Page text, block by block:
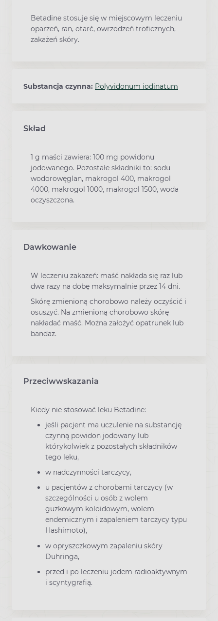
Betadine stosuje się w miejscowym leczeniu
oparzeń, ran, otarć, owrzodzeń troficznych,
zakażeń skóry.
Substancja czynna: Polyvidonum iodinatum
Skład
1 g maści zawiera: 100 mg powidonu
jodowanego. Pozostałe składniki to: sodu
wodorowęglan, makrogol 400, makrogol
4000, makrogol 1000, makrogol 1500, woda
oczyszczona.
Dawkowanie
W leczeniu zakażeń: maść nakłada się raz lub
dwa razy na dobę maksymalnie przez 14 dni.
Skórę zmienioną chorobowo należy oczyścić i
osuszyć. Na zmienioną chorobowo skórę
nakładać maść. Można założyć opatrunek lub
bandaż.
Przeciwwskazania
Kiedy nie stosować leku Betadine:
jeśli pacjent ma uczulenie na substancję
czynną powidon jodowany lub
którykolwiek z pozostałych składników
tego leku,
w nadczynności tarczycy,
u pacjentów z chorobami tarczycy (w
szczególności u osób z wolem
guzkowym koloidowym, wolem
endemicznym i zapaleniem tarczycy typu
Hashimoto),
w opryszczkowym zapaleniu skóry
Duhringa,
przed i po leczeniu jodem radioaktywnym
i scyntygrafią.